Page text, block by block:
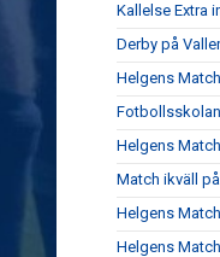
Kallelse Extra
Derby på
Helgens
Helgens
Match ikväll
Helgens
Helgens